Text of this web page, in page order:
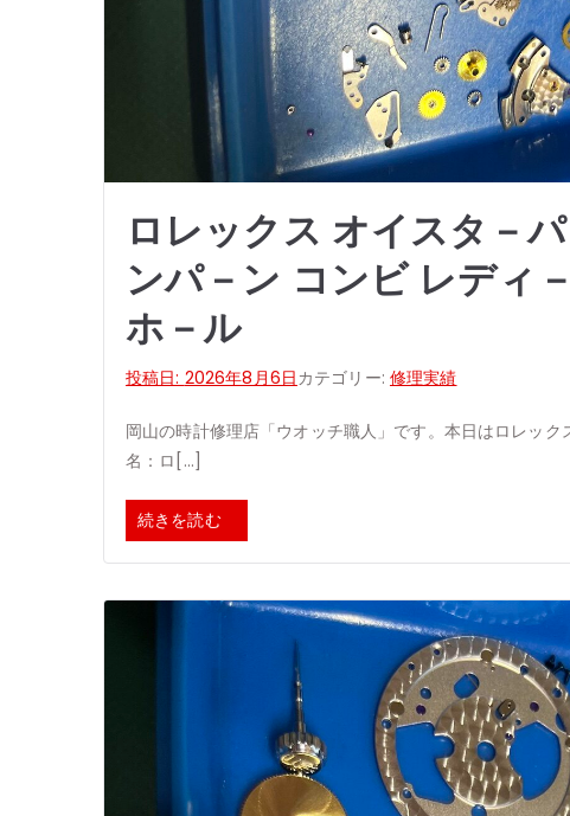
ロレックス オイスタ－
ンパ－ン コンビ レディ
ホ－ル
投稿日: 2026年8月6日カテゴリー: 修理実績
岡山の時計修理店「ウオッチ職人」です。本日はロレッ
名：ロ[…]
続きを読む